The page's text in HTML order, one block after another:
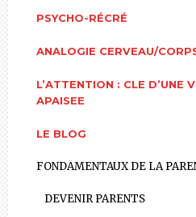
PSYCHO-RÉCRÉ
ANALOGIE CERVEAU/
L’ATTENTION : CLE D’UNE
APAISEE
LE BLOG
FONDAMENTAUX DE LA
DEVENIR PARENTS